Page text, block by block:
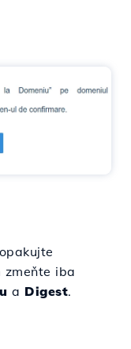
zmeňte iba
a Digest.